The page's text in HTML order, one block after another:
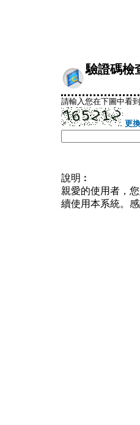
驗證碼檢
請輸入您在下圖中看
更
說明︰
親愛的使用者，
續使用本系統。感